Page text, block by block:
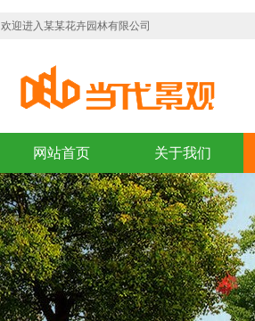
欢迎进入某某花卉园林有限公司
网站首页 关于我们